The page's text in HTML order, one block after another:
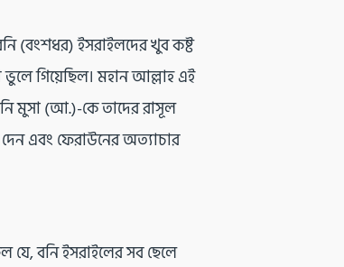
(বংশধর) ইসরাইলদের খুব কষ্ট
গিয়েছিল। মহান আল্লাহ এই
মুসা (আ.)-কে তাদের রাসূল
এবং ফেরাউনের অত্যাচার
বনি ইসরাইলের সব ছেলে